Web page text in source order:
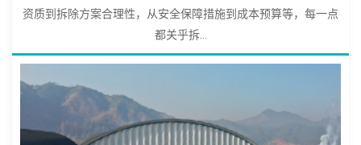
资质到拆除方案合理性，从安全保障措施到成本预算等，每一点
都关乎拆...